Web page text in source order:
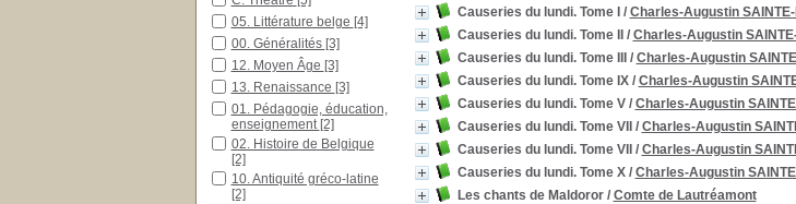
Causeries du lundi. Tome I
/ Charles-Augustin
Causeries du lundi. Tome II
/ Charles-Augustin
Causeries du lundi. Tome III
/ Charles-Augustin
Causeries du lundi. Tome IX/ Charles-Augustin
Causeries du lundi. Tome V/ Charles-Augustin
Causeries du lundi. Tome VII
/ Charles-Augustin
Causeries du lundi. Tome VII
/ Charles-Augustin
Causeries du lundi. Tome X/ Charles-Augustin
Les chants de Maldoror/ Comte de Lautréamont
05. Littérature belge [4]
00. Généralités [3]
12. Moyen Âge [3]
13. Renaissance [3]
01. Pédagogie, éducation,
enseignement [2]
02. Histoire de Belgique
[2]
10. Antiquité gréco-latine
[2]